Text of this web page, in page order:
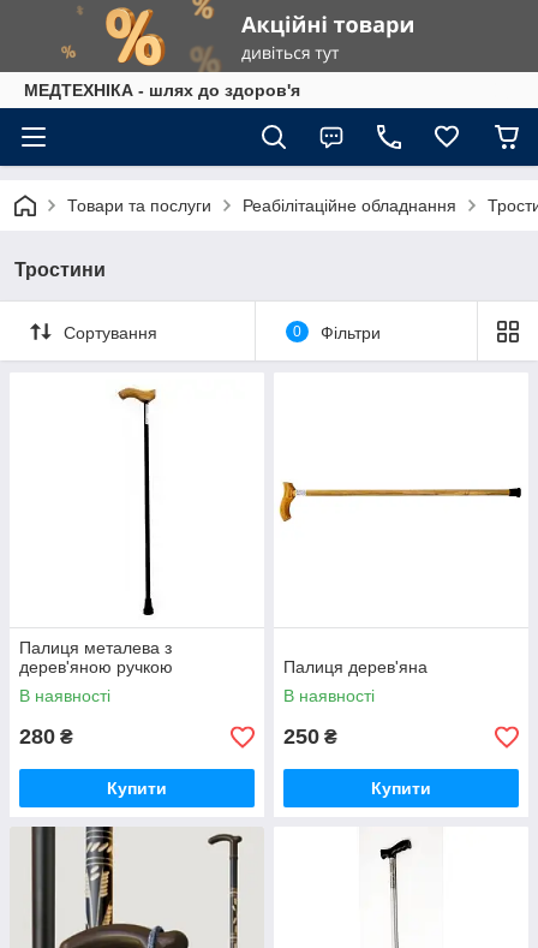
МЕДТЕХНІКА - шлях до здоров'я
Товари та послуги Реабілітаційне обладнання
Тростини
Сортування 0 Фільтри
Палиця металева з
дерев'яною ручкою
В наявності
280 ₴
Купити
Палиця дерев'яна
В наявності
250 ₴
Купити